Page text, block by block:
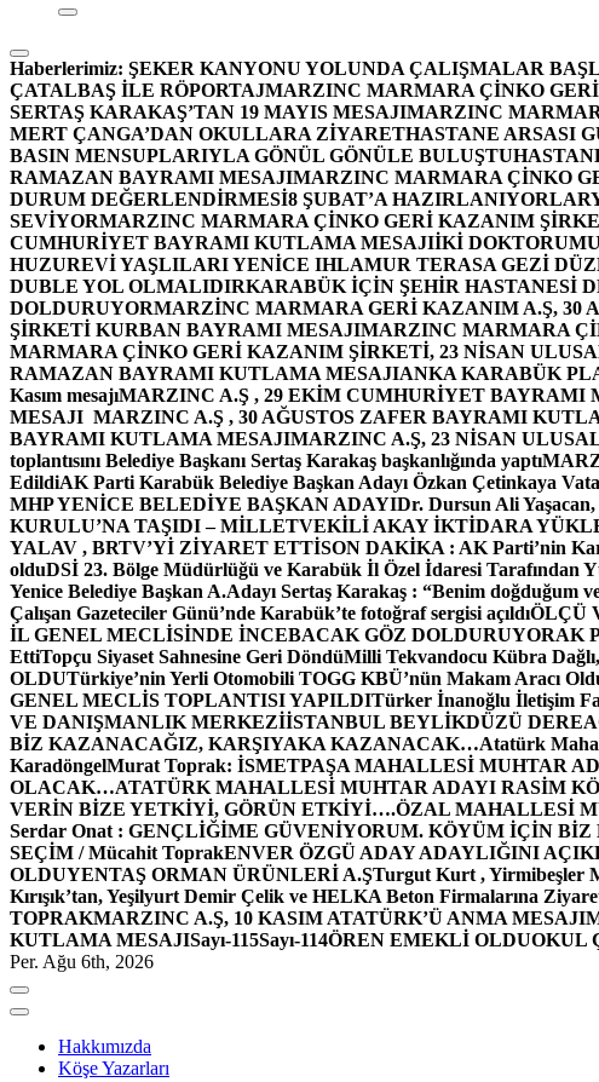
Haberlerimiz: ŞEKER KANYONU YOLUNDA ÇALIŞMALAR
ÇATALBAŞ İLE RÖPORTAJMARZINC MARMARA ÇİNKO
SERTAŞ KARAKAŞ’TAN 19 MAYIS MESAJIMARZINC
MERT ÇANGA’DAN OKULLARA ZİYARETHASTANE ARSASI
BASIN MENSUPLARIYLA GÖNÜL GÖNÜLE BULUŞTU
RAMAZAN BAYRAMI MESAJIMARZINC MARMARA ÇİNKO
DURUM DEĞERLENDİRMESİ8 ŞUBAT’A HAZIRLANIYORLAR
SEVİYORMARZINC MARMARA ÇİNKO GERİ KAZANIM
CUMHURİYET BAYRAMI KUTLAMA MESAJIİKİ
HUZUREVİ YAŞLILARI YENİCE IHLAMUR TERASA GEZİ
DUBLE YOL OLMALIDIRKARABÜK İÇİN ŞEHİR HASTANESİ
DOLDURUYORMARZİNC MARMARA GERİ KAZANIM A.Ş, 30
ŞİRKETİ KURBAN BAYRAMI MESAJIMARZINC MARMARA
MARMARA ÇİNKO GERİ KAZANIM ŞİRKETİ, 23 NİSAN
RAMAZAN BAYRAMI KUTLAMA MESAJIANKA KARABÜK
Kasım mesajıMARZINC A.Ş , 29 EKİM CUMHURİYET BAYRAMI
MESAJI MARZINC A.Ş , 30 AĞUSTOS ZAFER BAYRAMI
BAYRAMI KUTLAMA MESAJIMARZINC A.Ş, 23 NİSAN
toplantısını Belediye Başkanı Sertaş Karakaş başkanlığında yaptı
EdildiAK Parti Karabük Belediye Başkan Adayı Özkan Çetinkaya
MHP YENİCE BELEDİYE BAŞKAN ADAYIDr. Dursun Ali
KURULU’NA TAŞIDI – MİLLETVEKİLİ AKAY İKTİDARA
YALAV , BRTV’Yİ ZİYARET ETTİSON DAKİKA : AK Parti’nin
olduDSİ 23. Bölge Müdürlüğü ve Karabük İl Özel İdaresi Tarafından
Yenice Belediye Başkan A.Adayı Sertaş Karakaş : “Benim doğduğum
Çalışan Gazeteciler Günü’nde Karabük’te fotoğraf sergisi açıldıÖLÇÜ
İL GENEL MECLİSİNDE İNCEBACAK GÖZ DOLDURUYORAK
EttiTopçu Siyaset Sahnesine Geri DöndüMilli Tekvandocu Kübra
OLDUTürkiye’nin Yerli Otomobili TOGG KBÜ’nün Makam Aracı
GENEL MECLİS TOPLANTISI YAPILDITürker İnanoğlu İletişim
VE DANIŞMANLIK MERKEZİİSTANBUL BEYLİKDÜZÜ
BİZ KAZANACAĞIZ, KARŞIYAKA KAZANACAK…Atatürk
KaradöngelMurat Toprak: İSMETPAŞA MAHALLESİ MUHTAR
OLACAK…ATATÜRK MAHALLESİ MUHTAR ADAYI RASİM
VERİN BİZE YETKİYİ, GÖRÜN ETKİYİ….ÖZAL MAHALLESİ
Serdar Onat : GENÇLİĞİME GÜVENİYORUM. KÖYÜM İÇİN
SEÇİM / Mücahit ToprakENVER ÖZGÜ ADAY ADAYLIĞINI
OLDUYENTAŞ ORMAN ÜRÜNLERİ A.ŞTurgut Kurt , Yirmibeşler
Kırışık’tan, Yeşilyurt Demir Çelik ve HELKA Beton Firmalarına
TOPRAKMARZINC A.Ş, 10 KASIM ATATÜRK’Ü ANMA MESAJI
KUTLAMA MESAJISayı-115Sayı-114ÖREN EMEKLİ OLDUOKUL
Per. Ağu 6th, 2026
Hakkımızda
Köşe Yazarları